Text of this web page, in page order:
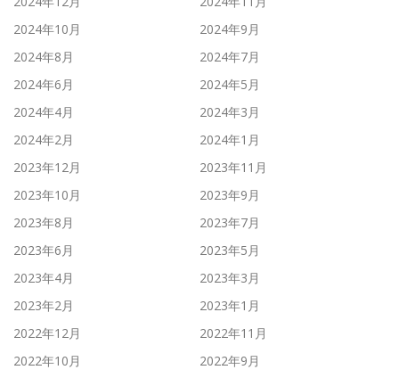
2024年10月
2024年9月
2024年8月
2024年7月
2024年6月
2024年5月
2024年4月
2024年3月
2024年2月
2024年1月
2023年12月
2023年11月
2023年10月
2023年9月
2023年8月
2023年7月
2023年6月
2023年5月
2023年4月
2023年3月
2023年2月
2023年1月
2022年12月
2022年11月
2022年10月
2022年9月